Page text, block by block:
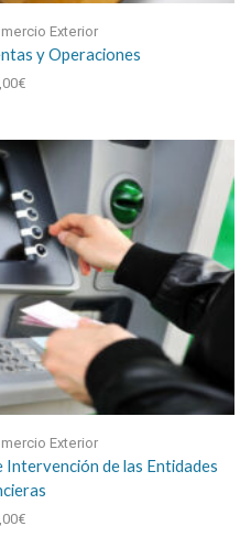
Exterior
y Operaciones
€
Exterior
de las Entidades
€